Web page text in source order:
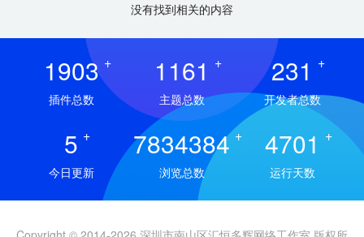
没有找到相关的内容
1903 +
插件总数
1161 +
主题总数
231 +
开发者总数
5 +
今日更新
7834384 +
浏览总数
4701 +
运行天数